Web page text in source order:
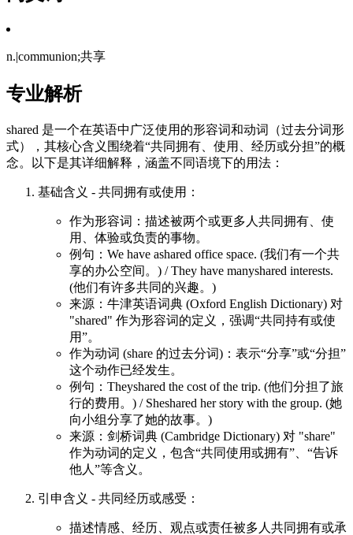
n.|communion;共享
专业解析
shared 是一个在英语中广泛使用的形容词和动词（过去分词形
式），其核心含义围绕着“共同拥有、使用、经历或分担”的概
念。以下是其详细解释，涵盖不同语境下的用法：
基础含义 - 共同拥有或使用：
作为形容词：描述被两个或更多人共同拥有、使
用、体验或负责的事物。
例句：We have ashared office space. (我们有一个共
享的办公空间。) / They have manyshared interests.
(他们有许多共同的兴趣。)
来源：牛津英语词典 (Oxford English Dictionary) 对
"shared" 作为形容词的定义，强调“共同持有或使
用”。
作为动词 (share 的过去分词)：表示“分享”或“分担”
这个动作已经发生。
例句：Theyshared the cost of the trip. (他们分担了旅
行的费用。) / Sheshared her story with the group. (她
向小组分享了她的故事。)
来源：剑桥词典 (Cambridge Dictionary) 对 "share"
作为动词的定义，包含“共同使用或拥有”、“告诉
他人”等含义。
引申含义 - 共同经历或感受：
描述情感、经历、观点或责任被多人共同拥有或承